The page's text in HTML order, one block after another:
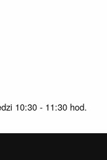
10:30 - 11:30 hod.